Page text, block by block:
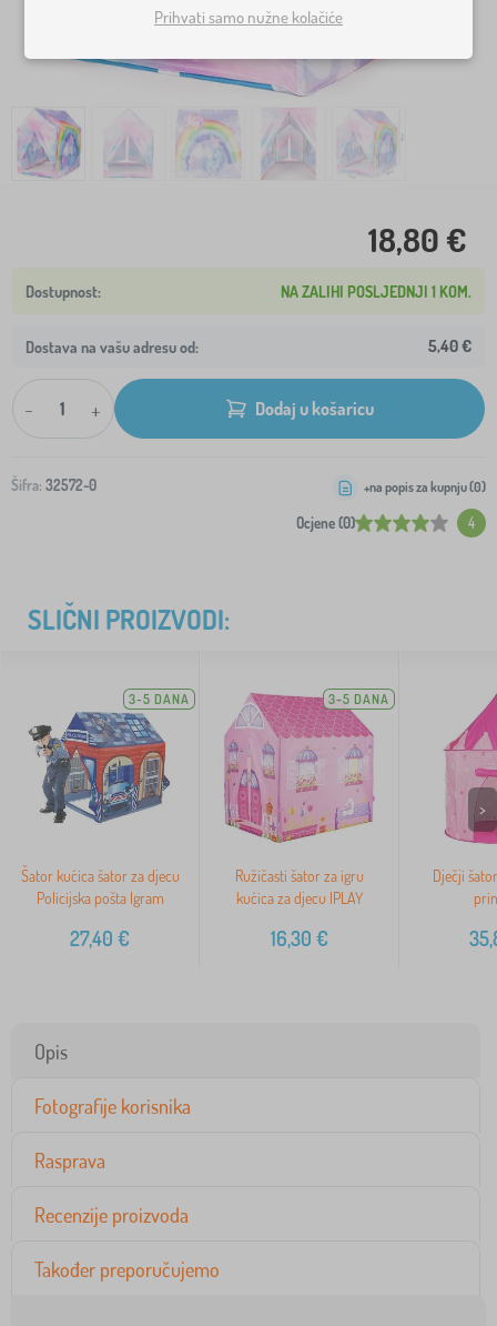
18,80 €
NA ZALIHI POSLJEDNJI 1 KOM.
Dostava na vašu adresu od: 5,40 €
- + Dodaj u košaricu
Šifra: 32572-0
Ocjene (0) 4
+na popis za kupnju (0)
SLIČNI PROIZVODI:
3-5 DANA
Šator kućica šator za djecu
Policijska pošta Igram
27,40 €
3-5 DANA
Ružičasti šator za igru
kućica za djecu IPLAY
16,30 €
Dječji
>
Opis
Fotografije korisnika
Rasprava
Recenzije proizvoda
Također preporučujemo
Prihvati samo nužne kolačiće